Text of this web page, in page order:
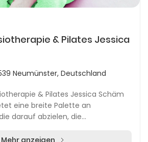
& Pilates Jessica
Neumünster, Deutschland
& Pilates Jessica Schäm
eine breite Palette an
darauf abzielen, die
Mehr anzeigen